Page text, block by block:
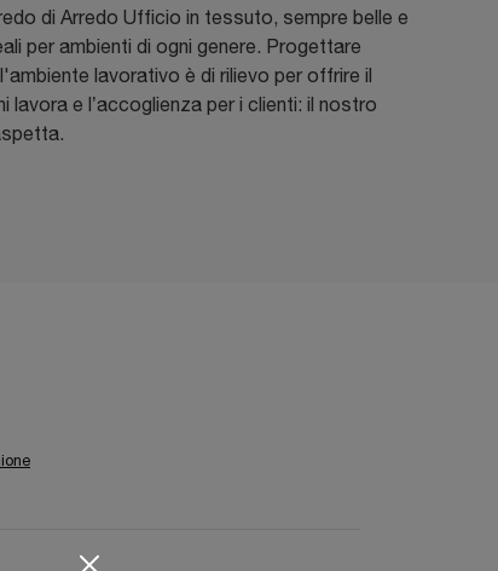
di Arredo Ufficio in tessuto, sempre belle e
per ambienti di ogni genere. Progettare
lavorativo è di rilievo per offrire il
lavora e l’accoglienza per i clienti: il nostro